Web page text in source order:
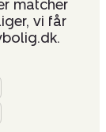
matcher
vi får